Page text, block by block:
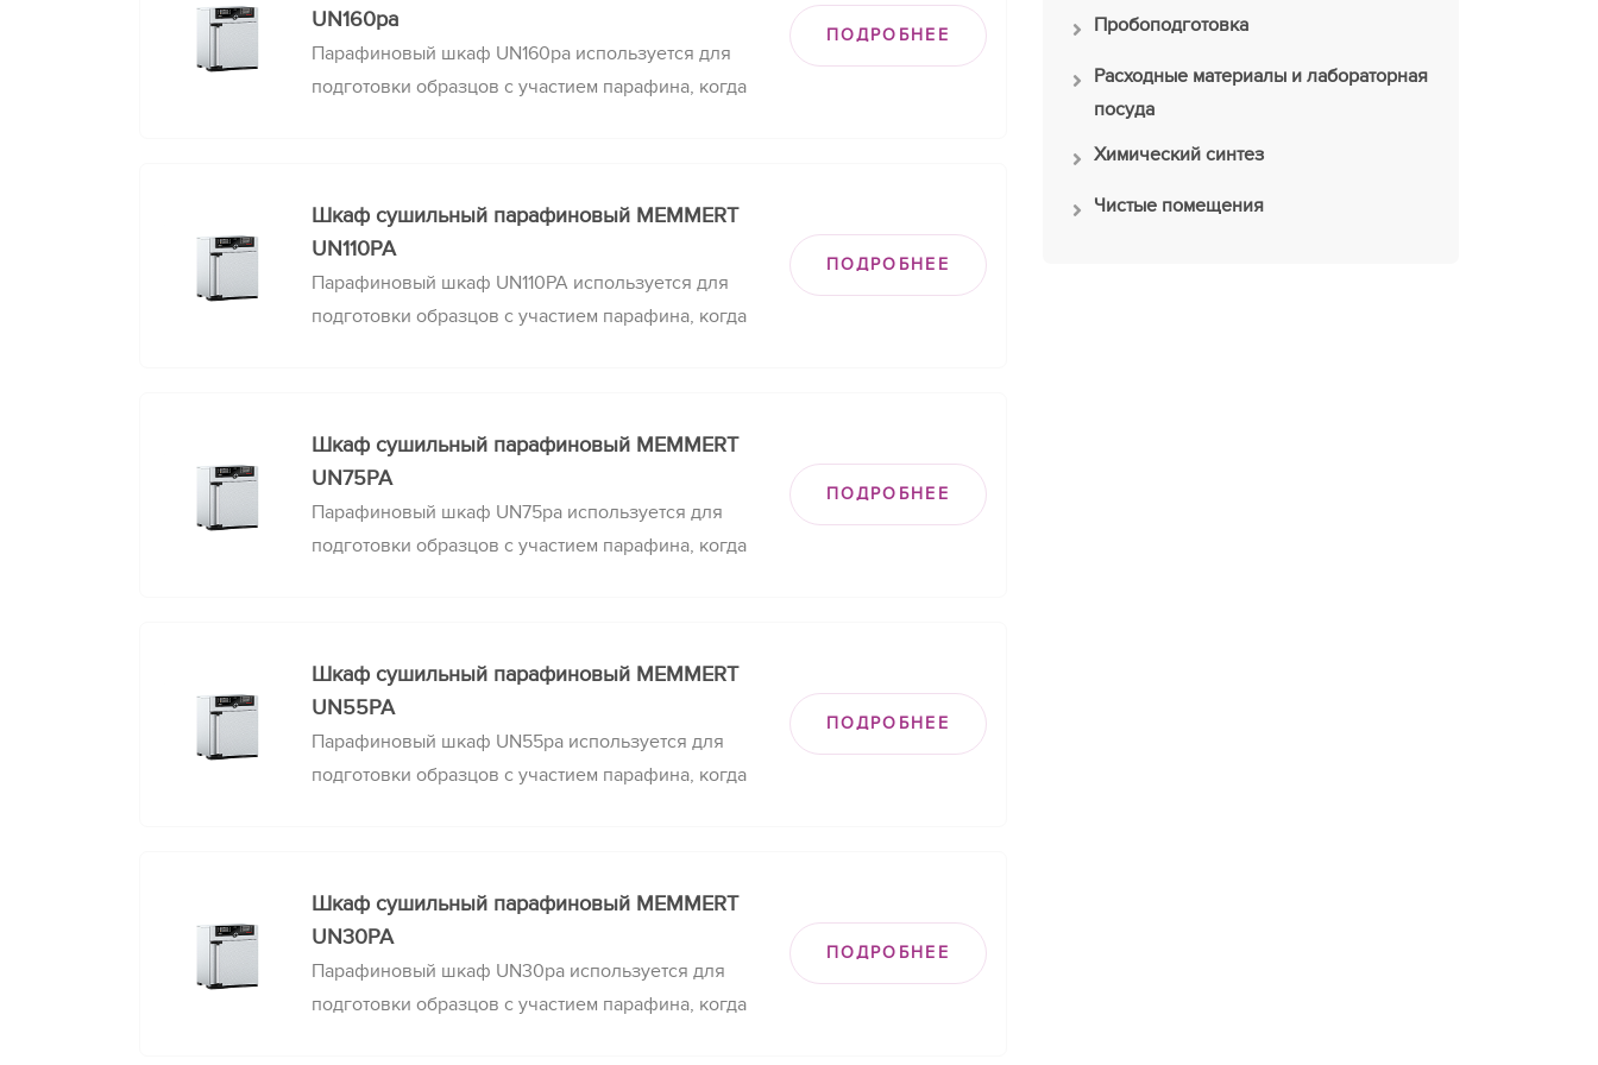
UN160pa
Парафиновый шкаф UN160pa используется для
подготовки образцов с участием парафина, когда
ПОДРОБНЕЕ
Шкаф сушильный парафиновый MEMMERT
UN110PA
Парафиновый шкаф UN110PA используется для
подготовки образцов с участием парафина, когда
ПОДРОБНЕЕ
Шкаф сушильный парафиновый MEMMERT
UN75PA
Парафиновый шкаф UN75pa используется для
подготовки образцов с участием парафина, когда
ПОДРОБНЕЕ
Шкаф сушильный парафиновый MEMMERT
UN55PA
Парафиновый шкаф UN55pa используется для
подготовки образцов с участием парафина, когда
ПОДРОБНЕЕ
Шкаф сушильный парафиновый MEMMERT
UN30PA
Парафиновый шкаф UN30pa используется для
подготовки образцов с участием парафина, когда
ПОДРОБНЕЕ
Пробоподготовка
Расходные материалы и лабораторная
посуда
Химический синтез
Чистые помещения